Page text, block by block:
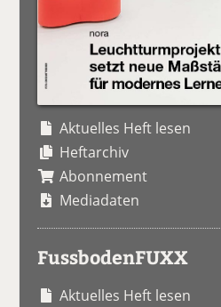
Aktuelles Heft lesen
Heftarchiv
Abonnement
Mediadaten
FussbodenFUXX
Aktuelles Heft lesen